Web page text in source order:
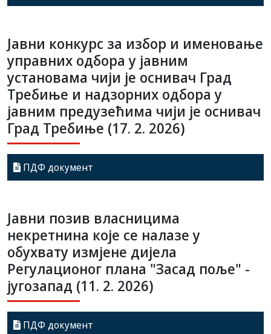
Јавни конкурс за избор и именовање
управних одбора у јавним
установама чији је оснивач Град
Требиње и надзорних одбора у
јавним предузећима чији је оснивач
Град Требиње (17. 2. 2026)
ПДФ документ
Јавни позив власницима
некретнина које се налазе у
обухвату измјене дијела
Регулационог плана "Засад поље" -
југозапад (11. 2. 2026)
ПДФ документ